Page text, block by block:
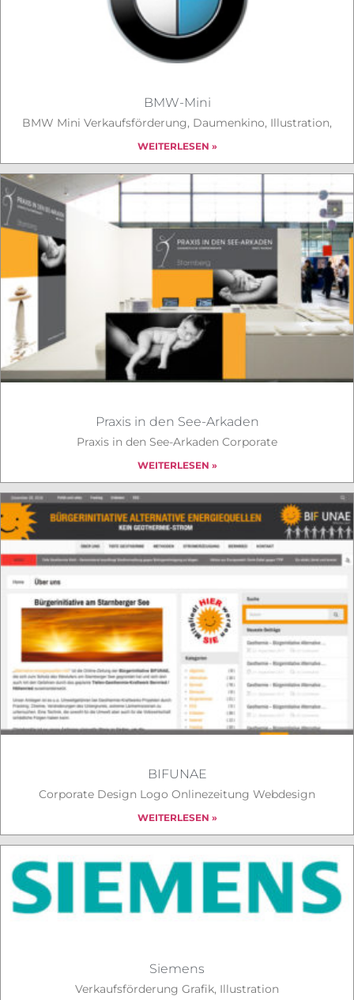
BMW-Mini
BMW Mini Verkaufsförderung, Daumenkino, Illustration,
WEITERLESEN »
Praxis in den See-Arkaden
Praxis in den See-Arkaden Corporate
WEITERLESEN »
BIFUNAE
Corporate Design Logo Onlinezeitung Webdesign
WEITERLESEN »
Siemens
Verkaufsförderung Grafik, Illustration